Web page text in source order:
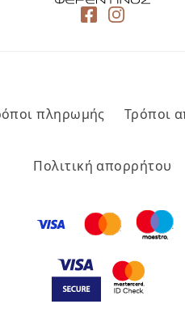
πληρωμής Τρόποι
Πολιτική απορρήτου